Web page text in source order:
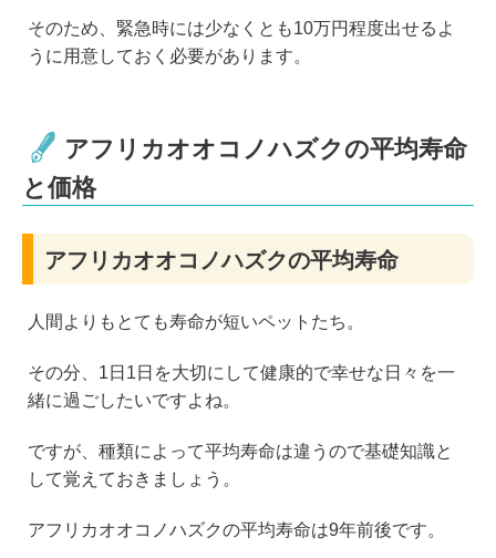
そのため、緊急時には少なくとも10万円程度出せるよ
うに用意しておく必要があります。
アフリカオオコノハズクの平均寿命
と価格
アフリカオオコノハズクの平均寿命
人間よりもとても寿命が短いペットたち。
その分、1日1日を大切にして健康的で幸せな日々を一
緒に過ごしたいですよね。
ですが、種類によって平均寿命は違うので基礎知識と
して覚えておきましょう。
アフリカオオコノハズクの平均寿命は9年前後です。